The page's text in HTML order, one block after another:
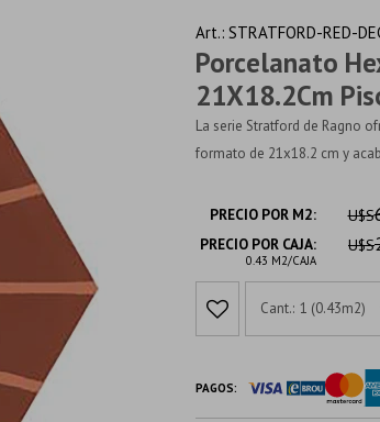
Porcelanato
21X18.2Cm
STRATFORD-RED-
La serie Stratford de Ragno
formato de 21x18.2 cm y
PRECIO POR M2: U$S
PRECIO POR CAJA:
0.43 M2/CAJA
U$S
1 (0.43m2)
PAGOS: